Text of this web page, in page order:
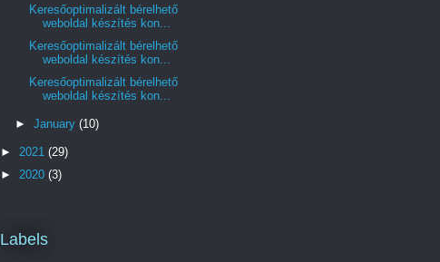
Keresőoptimalizált bérelhető
weboldal készítés kon...
Keresőoptimalizált bérelhető
weboldal készítés kon...
Keresőoptimalizált bérelhető
weboldal készítés kon...
► January (10)
► 2021 (29)
► 2020 (3)
Labels